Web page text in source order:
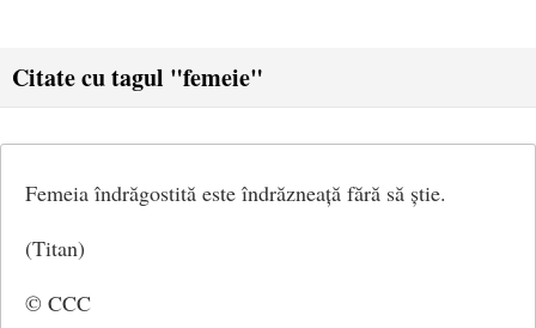
Citate cu tagul "femeie"
Femeia îndrăgostită este îndrăzneață fără să știe.
(Titan)
© CCC